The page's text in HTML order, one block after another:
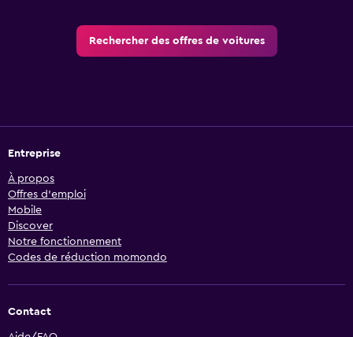
Rechercher des offres de voitures
Entreprise
À propos
Offres d’emploi
Mobile
Discover
Notre fonctionnement
Codes de réduction momondo
Contact